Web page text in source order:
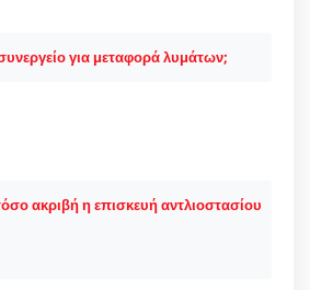
για μεταφορά λυμάτων;
τόσο ακριβή η επισκευή αντλιοστασίου